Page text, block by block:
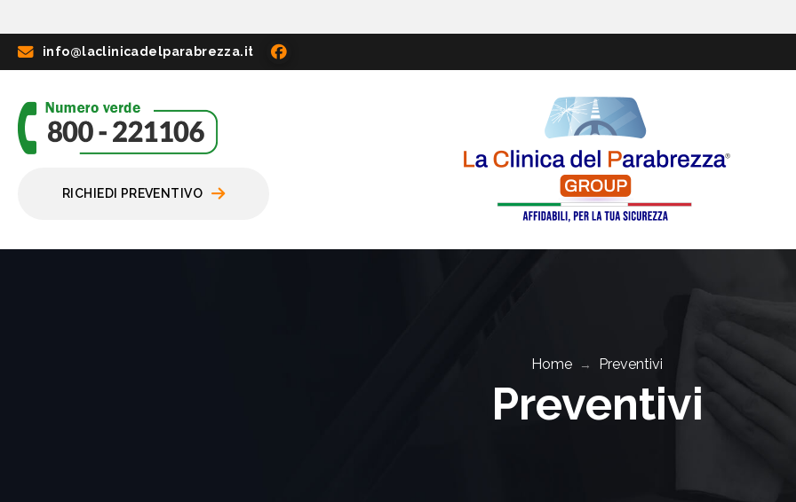
info@laclinicadelparabrezza.it
RICHIEDI PREVENTIVO
Home → Preventivi
Preventivi